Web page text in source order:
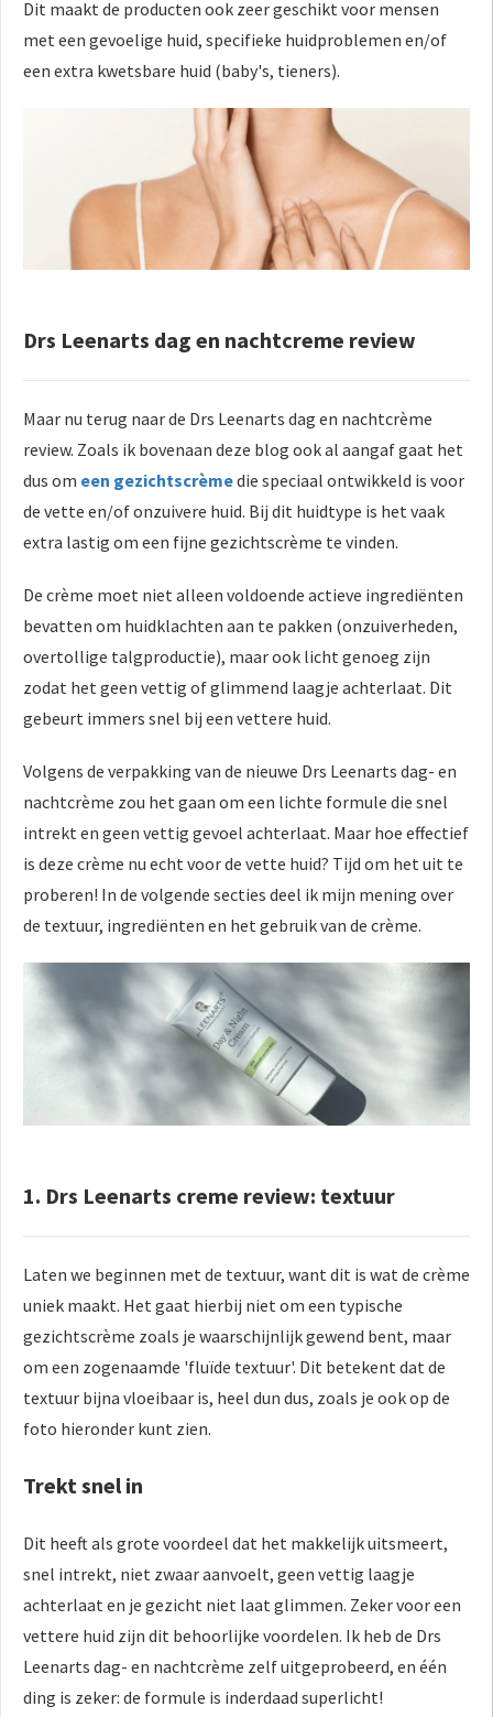
Dit maakt de producten ook zeer geschikt voor mensen
met een gevoelige huid, specifieke huidproblemen en/of
een extra kwetsbare huid (baby's, tieners).
Drs Leenarts dag en nachtcreme review
Maar nu terug naar de Drs Leenarts dag en nachtcrème
review. Zoals ik bovenaan deze blog ook al aangaf gaat het
dus om een gezichtscrèmedie speciaal ontwikkeld is voor
de vette en/of onzuivere huid. Bij dit huidtype is het vaak
extra lastig om een fijne gezichtscrème te vinden.
De crème moet niet alleen voldoende actieve ingrediënten
bevatten om huidklachten aan te pakken (onzuiverheden,
overtollige talgproductie), maar ook licht genoeg zijn
zodat het geen vettig of glimmend laagje achterlaat. Dit
gebeurt immers snel bij een vettere huid.
Volgens de verpakking van de nieuwe Drs Leenarts dag- en
nachtcrème zou het gaan om een lichte formule die snel
intrekt en geen vettig gevoel achterlaat. Maar hoe effectief
is deze crème nu echt voor de vette huid? Tijd om het uit te
proberen! In de volgende secties deel ik mijn mening over
de textuur, ingrediënten en het gebruik van de crème.
1. Drs Leenarts creme review: textuur
Laten we beginnen met de textuur, want dit is wat de crème
uniek maakt. Het gaat hierbij niet om een typische
gezichtscrème zoals je waarschijnlijk gewend bent, maar
om een zogenaamde 'fluïde textuur'. Dit betekent dat de
textuur bijna vloeibaar is, heel dun dus, zoals je ook op de
foto hieronder kunt zien.
Trekt snel in
Dit heeft als grote voordeel dat het makkelijk uitsmeert,
snel intrekt, niet zwaar aanvoelt, geen vettig laagje
achterlaat en je gezicht niet laat glimmen. Zeker voor een
vettere huid zijn dit behoorlijke voordelen. Ik heb de Drs
Leenarts dag- en nachtcrème zelf uitgeprobeerd, en één
ding is zeker: de formule is inderdaad superlicht!